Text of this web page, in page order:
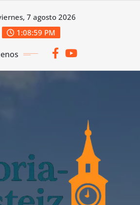
7 agosto 2026
1:09:00 PM